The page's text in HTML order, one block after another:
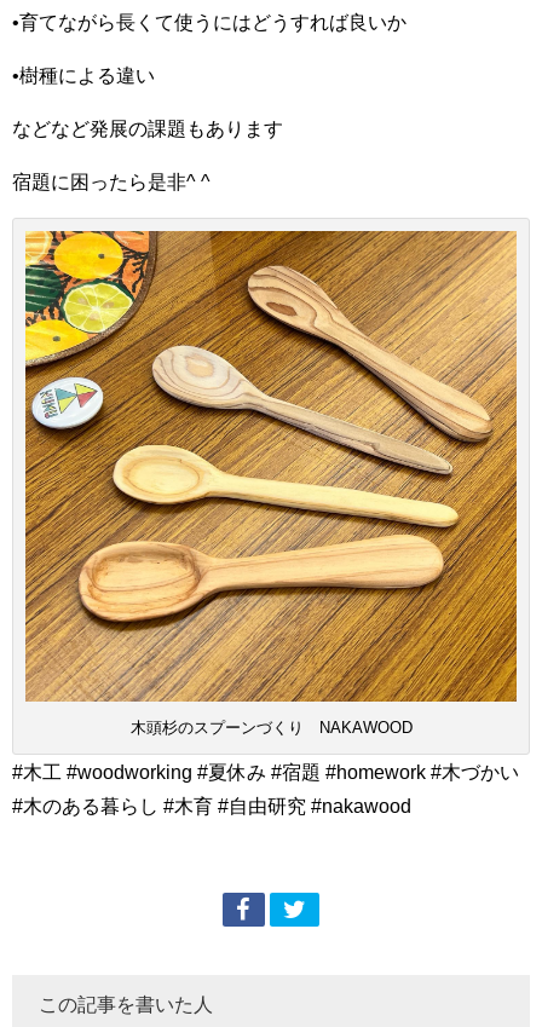
•育てながら長くて使うにはどうすれば良いか
•樹種による違い
などなど発展の課題もあります
宿題に困ったら是非^ ^
木頭杉のスプーンづくり NAKAWOOD
#木工 #woodworking #夏休み #宿題 #homework #木づかい
#木のある暮らし #木育 #自由研究 #nakawood
この記事を書いた人